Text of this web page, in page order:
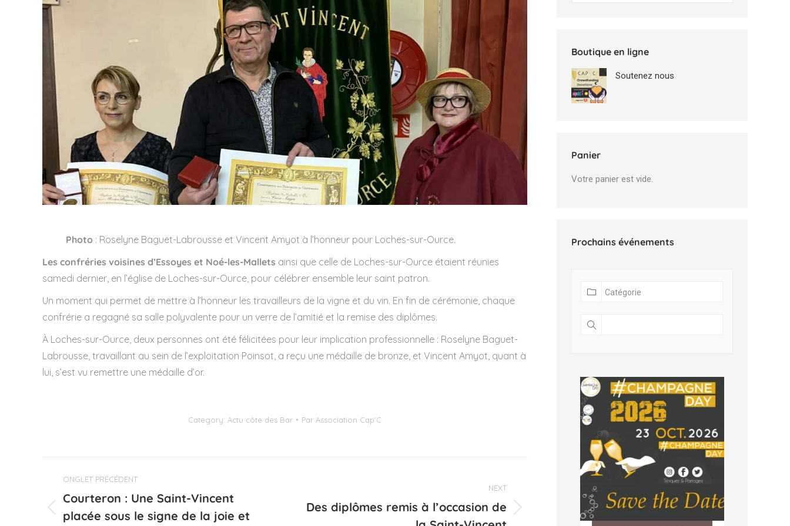
Photo : Roselyne Baguet-Labrousse et Vincent Amyot à l’honneur pour Loches-sur-Ource.
Les confréries voisines d’Essoyes et Noé-les-Mallets ainsi que celle de Loches-sur-Ource étaient réunies
samedi dernier, en l’église de Loches-sur-Ource, pour célébrer ensemble leur saint patron.
Un moment qui permet de mettre à l’honneur les travailleurs de la vigne et du vin. En fin de cérémonie, chaque
confrérie a regagné sa salle polyvalente pour un verre de l’amitié et la remise des diplômes.
À Loches-sur-Ource, deux personnes ont été félicitées pour leur implication professionnelle : Roselyne Baguet-
Labrousse, travaillant au sein de l’exploitation Poinsot, a reçu une médaille de bronze, et Vincent Amyot, quant à
lui, s’est vu remettre une médaille d’or.
Category: Actu côte des Bar Par Association Cap'C
Navigation
de
commentaire
ONGLET PRÉCÉDENT
Onglet
Courteron : Une Saint-Vincent
placée sous le signe de la joie et
NEXT
Projets
Des diplômes remis à l’occasion de
Boutique en ligne
Soutenez nous
Panier
Votre panier est vide.
Prochains événements